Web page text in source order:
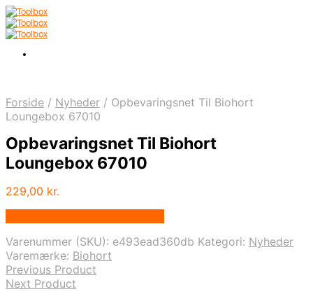
Forside / Nyheder / Opbevaringsnet Til Biohort
Loungebox 67010
Opbevaringsnet Til Biohort
Loungebox 67010
229,00 kr.
Varenummer (SKU): e493ead360db Kategori: Nyheder
Varemærke: Biohort
Previous Product
Next Product